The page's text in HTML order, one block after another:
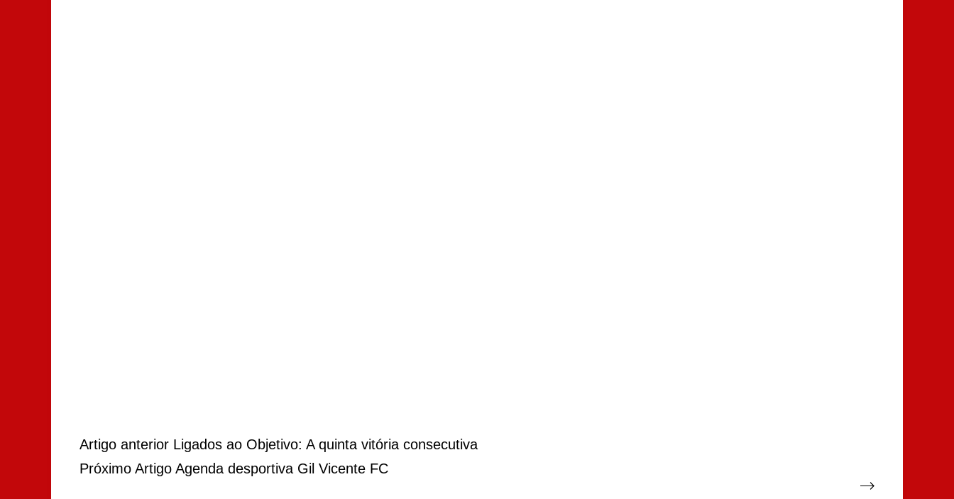
Artigo anterior Ligados ao Objetivo: A quinta vitória consecutiva
Próximo Artigo Agenda desportiva Gil Vicente FC